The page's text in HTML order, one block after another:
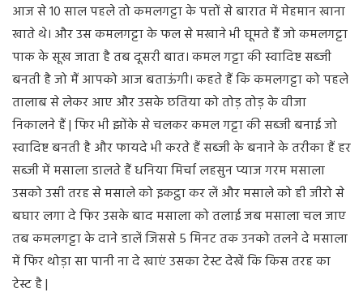
आज से 10 साल पहले तो कमलगट्टा के पत्तों से बारात में मेहमान खाना
खाते थे। और उस कमलगट्टा के फल से मखाने भी घूमते हैं जो कमलगट्टा
पाक के सूख जाता है तब दूसरी बात। कमल गट्टा की स्वादिष्ट सब्जी
बनती है जो मैं आपको आज बताऊंगी। कहते हैं कि कमलगट्टा को पहले
तालाब से लेकर आए और उसके छतिया को तोड़ तोड़ के वीजा
निकालने हैं | फिर भी झोंके से चलकर कमल गट्टा की सब्जी बनाई जो
स्वादिष्ट बनती है और फायदे भी करते हैं सब्जी के बनाने के तरीका हैं हर
सब्जी में मसाला डालते हैं धनिया मिर्चा लहसुन प्याज गरम मसाला
उसको उसी तरह से मसाले को इकट्ठा कर लें और मसाले को ही जीरो से
बघार लगा दे फिर उसके बाद मसाला को तलाई जब मसाला चल जाए
तब कमलगट्टा के दाने डालें जिससे 5 मिनट तक उनको तलने दे मसाला
में फिर थोड़ा सा पानी ना दे खाएं उसका टेस्ट देखें कि किस तरह का
टेस्ट है |